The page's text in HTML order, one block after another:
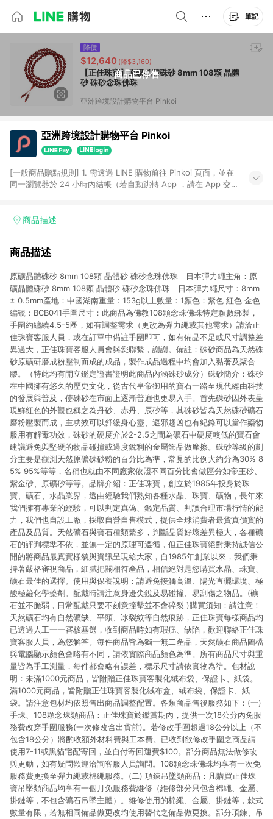
筆記
商品已停售
降價
$12,640 (降$3,160)
【正佳珠寶】原礦晶體硃砂 8mm 108顆 晶體
砂 硃砂念珠佛珠
亞洲跨境設計購物平台 Pinkoi
亞洲跨境設計購物平台 Pinkoi
[一般商品贈點規則] 1. 需透過 LINE 購物前往 Pinkoi 頁面，並在
同一瀏覽器於 24 小時內結帳（若自動跳轉 App ，請在 App 交
回饋訂單不得享有 Pinkoi 站方優惠，例如首購優惠，P coins，
行為，不具贈點資格，部分退款不在此限。 6. APP 請更新至
貨後 45 天後發送。 8. 群眾募資商品，禮物卡，開館保證金，補
運費，攤位費等不具贈點資格。 9. LINE 購物站上之商品規格、
顏色、價位、贈品如與 Pinkoi 商品資訊頁及購物車不符，以
Pinkoi 購物商品資訊頁及購物車標示為準。 10. 點數紅包使用規
則請以點數紅包活動說明為準。 11. 若於 LINE 購物前往 Pinkoi
頁面後才首次下載 Pinkoi APP 並完成訂單，不符合導購資格；承
上，首次下載 Pinkoi APP 後，需透過 LINE 購物前往 Pinkoi 頁
面，方享導購資格。
商品描述
商品描述
原礦晶體硃砂 8mm 108顆 晶體砂 硃砂念珠佛珠｜日本彈力繩主角：原
礦晶體硃砂 8mm 108顆 晶體砂 硃砂念珠佛珠｜日本彈力繩尺寸：8mm
± 0.5mm產地：中國湖南重量：153g以上數量：1顏色：紫色 紅色 金色
編號：BCB041手圍尺寸：此商品為佛教108顆念珠佛珠特定顆數綁製，
手圍約纏繞4.5-5圈，如有調整需求（更改為彈力繩或其他需求）請洽正
佳珠寶客服人員，或在訂單中備註手圍即可，如有備品不足或尺寸調整差
異過大，正佳珠寶客服人員會與您聯繫，謝謝。備註：硃砂商品為天然硃
砂原礦研磨成粉壓制而成的成品，製作成品過程中均會加入黏著及聚合
膠。（特此均有開立鑑定證書證明此商品內涵硃砂成分）硃砂簡介：硃砂
在中國擁有悠久的歷史文化，從古代皇帝御用的寶石一路至現代經由科技
的發展與普及，使硃砂在市面上逐漸普遍也更易入手。首先硃砂因外表呈
現鮮紅色的外觀也稱之為丹砂、赤丹、辰砂等，其硃砂皆為天然硃砂礦石
磨粉壓製而成，主功效可以舒緩身心靈、避邪趨凶也有紀錄可以當作藥物
服用有解毒功效，硃砂的硬度介於2-2.5之間為礦石中硬度較低的寶石會
建議避免與堅硬的物品碰撞或過度銳利的金屬飾品做摩擦。硃砂等級的劃
分主要是觀測天然原礦硃砂粉的百分比為準，常見的比例大約分為30% 8
5% 95%等等，名稱也就由不同廠家依照不同百分比會做區分如帝王砂、
紫金砂、原礦砂等等。品牌介紹：正佳珠寶，創立於1985年投身於珠
寶、礦石、水晶業界，透由經驗我們熟知各種水晶、珠寶、礦物，長年來
我們擁有專業的經驗，可以判定真偽、鑑定品質、判讀合理市場行情的能
力，我們也自設工廠，採取自營自售模式，提供全球消費者最貨真價實的
產品及品質。天然礦石與寶石種類繁多，判斷品質好壞差異極大，各種礦
石的評判標準不依，並無一定的原理可遵循，但正佳珠寶絕對秉持誠信公
開的將商品最真實樣貌與資訊呈現給大家，自1985年創業以來，我們秉
持著嚴格審視商品，細膩把關相符產品，相信絕對是您購買水晶、珠寶、
礦石最佳的選擇。使用與保養說明：請避免接觸高溫、陽光直曬環境、極
酸極鹼化學藥劑。配戴時請注意身邊尖銳及易碰撞、易刮傷之物品。(礦
石並不脆弱，日常配戴只要不刻意撞擊並不會碎裂 )購買須知：請注意！
天然礦石均有自然礦缺、平頭、冰裂紋等自然痕跡，正佳珠寶每樣商品均
已透過人工一一審核塞選，收到商品時如有瑕疵、缺陷，歡迎聯絡正佳珠
寶客服人員，為您解答。每件商品皆為獨一無二產品，天然礦石商品圖檔
與電腦顯示顏色會略有不同，請依實際商品顏色為準。所有商品尺寸與重
量皆為手工測量，每件都會略有誤差，標示尺寸請依實物為準。包材說
明：未滿1000元商品，皆附贈正佳珠寶客製化絨布袋、保證卡、紙袋。
滿1000元商品，皆附贈正佳珠寶客製化絨布盒、絨布袋、保證卡、紙
袋。請注意包材均依照售出商品調整配置。各類商品售後服務如下：(一)
手珠、108顆念珠類商品：正佳珠寶於鑑賞期內，提供一次18公分內免服
務費改穿手圍服務(一次修改含出貨前)。若修改手圍超過18公分以上（不
包含18公分）將酌收額外材料費與工本費。已收到欲修改手圍之商品請
使用7-11或黑貓宅配寄回，並自付寄回運費$100。部分商品無法做修改
與更動，如有疑問歡迎洽詢客服人員詢問。108顆念珠佛珠均享有一次免
服務費更換至彈力繩或棉繩服務。(二) 項鍊吊墜類商品：凡購買正佳珠
寶吊墜類商品均享有一個月免服務費維修（維修部分只包含棉繩、金屬、
掛鏈等，不包含礦石吊墜主體）。維修使用的棉繩、金屬、掛鏈等，款式
數量有限，若無相同備品做更改均使用替代之備品做更換。部分項鍊、吊